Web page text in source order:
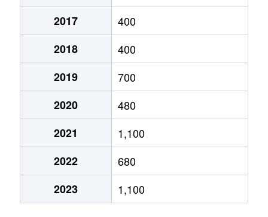
2017
400
2018
400
2019
700
2020
480
2021
1,100
2022
680
2023
1,100